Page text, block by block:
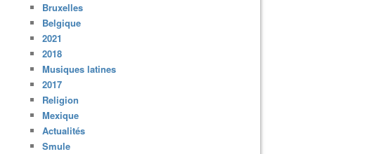
Bruxelles
Belgique
2021
2018
Musiques latines
2017
Religion
Mexique
Actualités
Smule